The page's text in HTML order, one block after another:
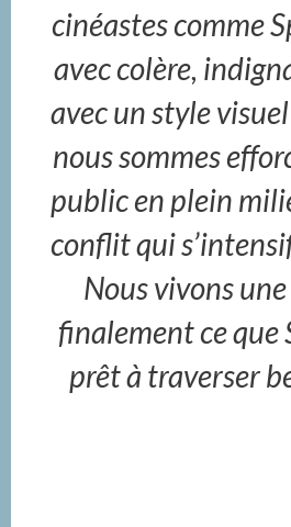
cinéastes comme
avec colère,
avec un style
nous sommes
public en plein
conflit qui
Nous vivons une
finalement ce que
prêt à traverser